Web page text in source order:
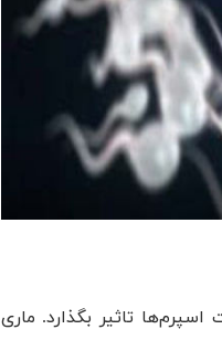
تاثیر بگذارد. ماری